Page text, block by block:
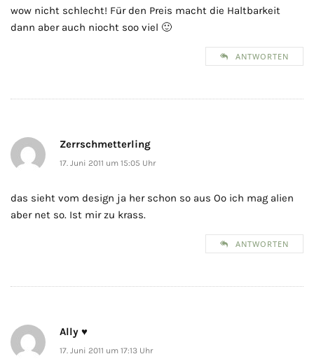
wow nicht schlecht! Für den Preis macht die Haltbarkeit
dann aber auch niocht soo viel 🙂
ANTWORTEN
Zerrschmetterling
17. Juni 2011 um 15:05 Uhr
das sieht vom design ja her schon so aus Oo ich mag alien
aber net so. Ist mir zu krass.
ANTWORTEN
Ally ♥
17. Juni 2011 um 17:13 Uhr